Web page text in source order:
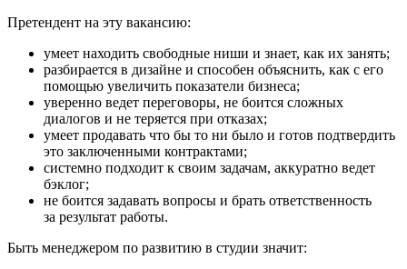
Претендент на эту вакансию:
умеет находить свободные ниши и знает, как их занять;
разбирается в дизайне и способен объяснить, как с его
помощью увеличить показатели бизнеса;
уверенно ведет переговоры, не боится сложных
диалогов и не теряется при отказах;
умеет продавать что бы то ни было и готов подтвердить
это заключенными контрактами;
системно подходит к своим задачам, аккуратно ведет
бэклог;
не боится задавать вопросы и брать ответственность
за результат работы.
Быть менеджером по развитию в студии значит: